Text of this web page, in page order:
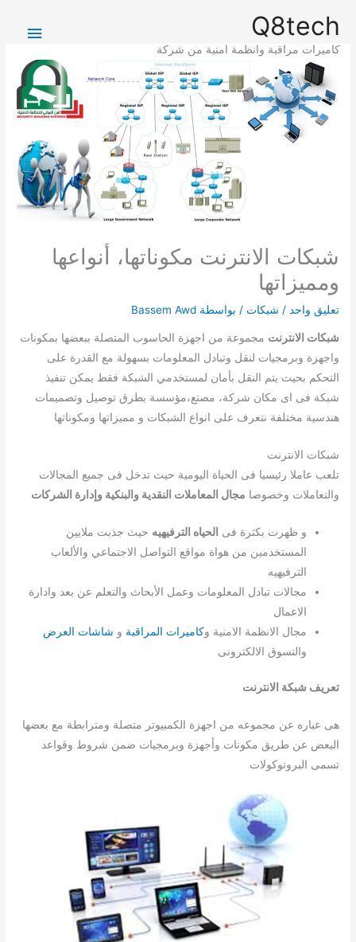
المحتوى
Q8tech
كاميرات مراقبة وانظمة امنية من شركة
شبكات الانترنت مكوناتها، أنواعها
ومميزاتها
تعليق واحد / شبكات / بواسطة Bassem Awd
شبكات الانترنت مجموعة من اجهزة الحاسوب المتصلة ببعضها بمكونات
واجهزة وبرمجيات لنقل وتبادل المعلومات بسهولة مع القدرة على
التحكم بحيث يتم النقل بأمان لمستخدمي الشبكة فقط يمكن تنفيذ
شبكة فى اى مكان شركة، مصنع،مؤسسة بطرق توصيل وتصميمات
هندسية مختلفة نتعرف على انواع الشبكات و مميزاتها ومكوناتها
شبكات الانترنت
تلعب عاملا رئيسيا فى الحياة اليومية حيث تدخل فى جميع المجالات
والتعاملات وخصوصا مجال المعاملات النقدية والبنكية وإدارة الشركات
و ظهرت بكثرة فى الحياه الترفيهيه حيث جذبت ملايين
المستخدمين من هواة مواقع التواصل الاجتماعي والألعاب
الترفيهيه
مجالات تبادل المعلومات وعمل الأبحاث والتعلم عن بعد وادارة
الاعمال
مجال الانظمة الامنية وكاميرات المراقبة و شاشات العرض
والتسوق الالكترونى
تعريف شبكة الانترنت
هى عباره عن مجموعه من اجهزة الكمبيوتر متصلة ومترابطة مع بعضها
البعض عن طريق مكونات وأجهزة وبرمجيات ضمن شروط وقواعد
تسمى البروتوكولات